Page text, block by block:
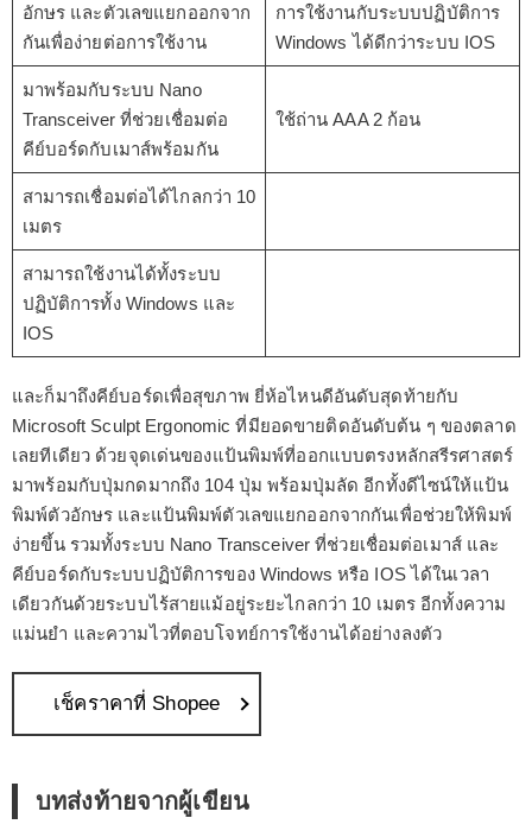
อักษร และตัวเลขแยกออกจาก
กันเพื่อง่ายต่อการใช้งาน
การใช้งานกับระบบปฏิบัติการ
Windows ได้ดีกว่าระบบ IOS
มาพร้อมกับระบบ Nano
Transceiver ที่ช่วยเชื่อมต่อ
คีย์บอร์ดกับเมาส์พร้อมกัน
ใช้ถ่าน AAA 2 ก้อน
สามารถเชื่อมต่อได้ไกลกว่า 10
เมตร
สามารถใช้งานได้ทั้งระบบ
ปฏิบัติการทั้ง Windows และ
IOS
และก็มาถึงคีย์บอร์ดเพื่อสุขภาพ ยี่ห้อไหนดีอันดับสุดท้ายกับ
Microsoft Sculpt Ergonomic ที่มียอดขายติดอันดับต้น ๆ ของตลาด
เลยทีเดียว ด้วยจุดเด่นของแป้นพิมพ์ที่ออกแบบตรงหลักสรีรศาสตร์
มาพร้อมกับปุ่มกดมากถึง 104 ปุ่ม พร้อมปุ่มลัด อีกทั้งดีไซน์ให้แป้น
พิมพ์ตัวอักษร และแป้นพิมพ์ตัวเลขแยกออกจากกันเพื่อช่วยให้พิมพ์
ง่ายขึ้น รวมทั้งระบบ Nano Transceiver ที่ช่วยเชื่อมต่อเมาส์ และ
คีย์บอร์ดกับระบบปฏิบัติการของ Windows หรือ IOS ได้ในเวลา
เดียวกันด้วยระบบไร้สายแม้อยู่ระยะไกลกว่า 10 เมตร อีกทั้งความ
แม่นยำ และความไวที่ตอบโจทย์การใช้งานได้อย่างลงตัว
เช็คราคาที่ Shopee
บทส่งท้ายจากผู้เขียน